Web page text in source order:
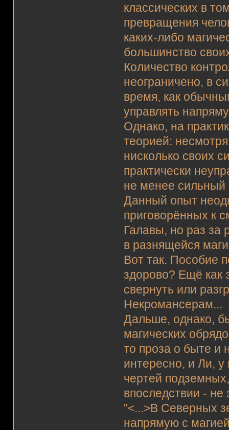
классических в
превращения
каких-либо
большинство
Количество
неограничено, в
время, как
управлять
Однако, на
теорией:
нисколько своих
практически
не менее сильный
Данный опыт
приговорённых к
Галавы, но раз за
в разнящейся
Вот так. Пособие
здорово? Ещё как
свернуть или
Некромансерам...
Дальше, однако,
магических
то проза о быте и
интересно, и Ли, у
чертей
впоследствии - не
"<...>В Северных
напрямую с